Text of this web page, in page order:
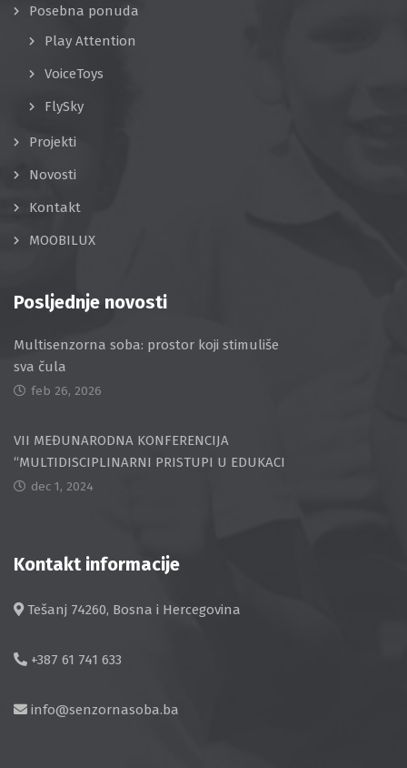
Posebna ponuda
Play Attention
VoiceToys
FlySky
Projekti
Novosti
Kontakt
MOOBILUX
Posljednje novosti
Multisenzorna soba: prostor koji stimuliše
sva čula
feb 26, 2026
VII MEĐUNARODNA KONFERENCIJA
“MULTIDISCIPLINARNI PRISTUPI U EDUKACI
dec 1, 2024
Kontakt informacije
Tešanj 74260, Bosna i Hercegovina
+387 61 741 633
info@senzornasoba.ba